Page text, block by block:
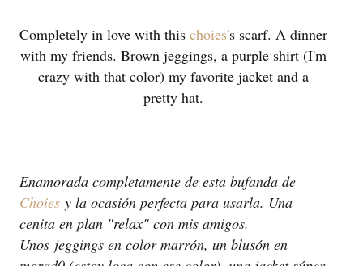
Completely in love with thischoies's scarf. A dinner
with my friends. Brown jeggings, a purple shirt (I'm
crazy with that color) my favorite jacket and a
pretty hat.
Enamorada completamente de esta bufanda de
Choies y la ocasión perfecta para usarla. Una
cenita en plan "relax" con mis amigos.
Unos jeggings en color marrón, un blusón en